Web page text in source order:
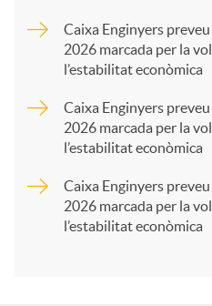
a
Caixa Enginyers
2026 marcada per la
l’estabilitat econòmica
Caixa Enginyers
2026 marcada per la
l’estabilitat econòmica
Caixa Enginyers
2026 marcada per la
l’estabilitat econòmica